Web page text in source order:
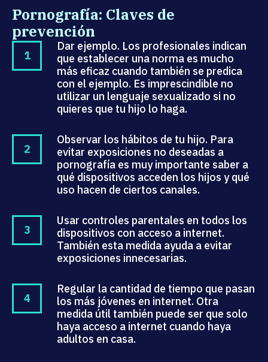
Pornografía: Claves de
prevención
Dar ejemplo. Los profesionales indican
que establecer una norma es mucho
más eficaz cuando también se predica
con el ejemplo. Es imprescindible no
utilizar un lenguaje sexualizado si no
quieres que tu hijo lo haga.
Observar los hábitos de tu hijo. Para
evitar exposiciones no deseadas a
pornografía es muy importante saber a
qué dispositivos acceden los hijos y qué
uso hacen de ciertos canales.
Usar controles parentales en todos los
dispositivos con acceso a internet.
También esta medida ayuda a evitar
exposiciones innecesarias.
Regular la cantidad de tiempo que pasan
los más jóvenes en internet. Otra
medida útil también puede ser que solo
haya acceso a internet cuando haya
adultos en casa.